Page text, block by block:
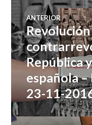
de
entradas
ANTERIOR
Entrada
anterior:
República
española
23-11-